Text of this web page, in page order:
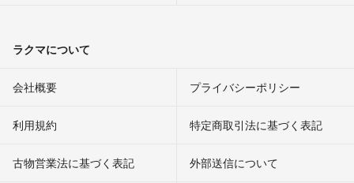
ラクマについて
会社概要 プライバシーポリシー
利用規約 特定商取引法に基づく表記
古物営業法に基づく表記 外部送信について